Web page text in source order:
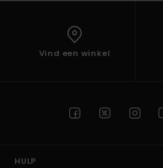
Vind een winkel
HULP